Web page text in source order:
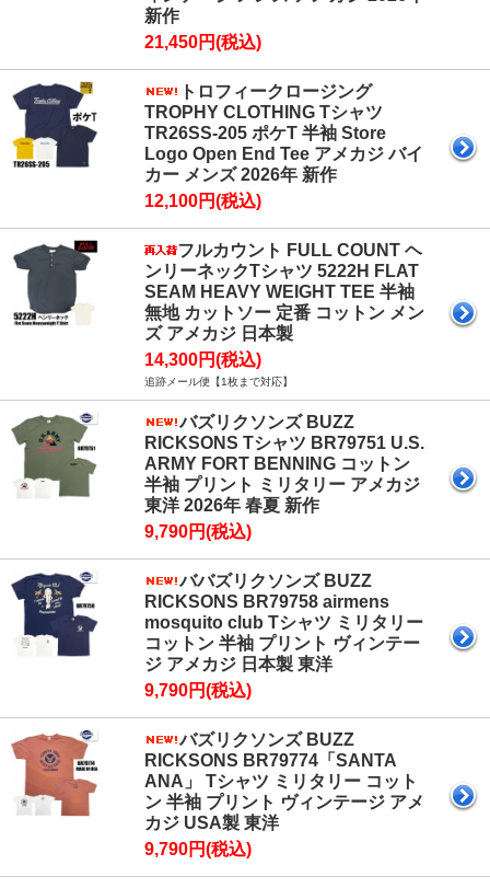
新作
21,450円(税込)
トロフィークロージング
TROPHY CLOTHING Tシャツ
TR26SS-205 ポケT 半袖 Store
Logo Open End Tee アメカジ バイ
カー メンズ 2026年 新作
12,100円(税込)
フルカウント FULL COUNT ヘ
ンリーネックTシャツ 5222H FLAT
SEAM HEAVY WEIGHT TEE 半袖
無地 カットソー 定番 コットン メン
ズ アメカジ 日本製
14,300円(税込)
追跡メール便【1枚まで対応】
バズリクソンズ BUZZ
RICKSONS Tシャツ BR79751 U.S.
ARMY FORT BENNING コットン
半袖 プリント ミリタリー アメカジ
東洋 2026年 春夏 新作
9,790円(税込)
ババズリクソンズ BUZZ
RICKSONS BR79758 airmens
mosquito club Tシャツ ミリタリー
コットン 半袖 プリント ヴィンテー
ジ アメカジ 日本製 東洋
9,790円(税込)
バズリクソンズ BUZZ
RICKSONS BR79774「SANTA
ANA」 Tシャツ ミリタリー コット
ン 半袖 プリント ヴィンテージ アメ
カジ USA製 東洋
9,790円(税込)